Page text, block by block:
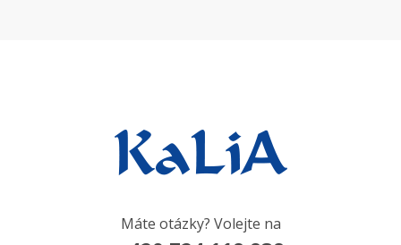
Máte otázky? Volejte na